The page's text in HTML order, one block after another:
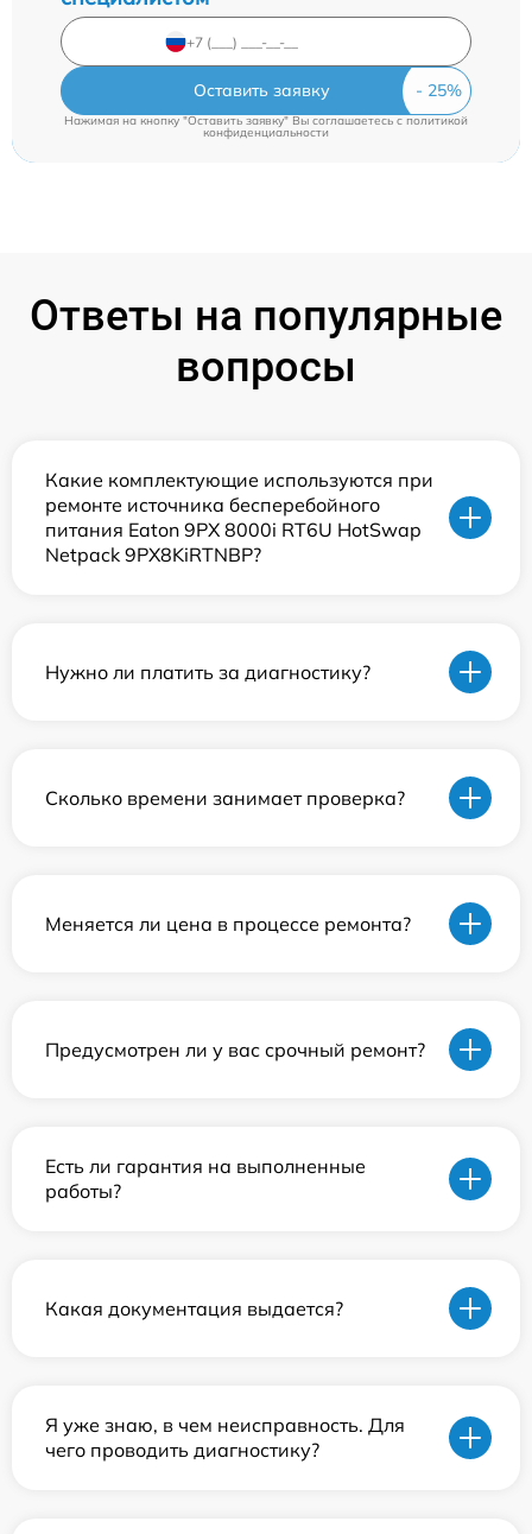
Оставить заявку
Нажимая на кнопку "Оставить заявку" Вы соглашаетесь cполитикой
конфиденциальности
Ответы на популярные
вопросы
Какие комплектующие используются при
ремонте источника бесперебойного
питания Eaton 9PX 8000i RT6U HotSwap
Netpack 9PX8KiRTNBP?
Нужно ли платить за диагностику?
Сколько времени занимает проверка?
Меняется ли цена в процессе ремонта?
Предусмотрен ли у вас срочный ремонт?
Есть ли гарантия на выполненные
работы?
Какая документация выдается?
Я уже знаю, в чем неисправность. Для
чего проводить диагностику?